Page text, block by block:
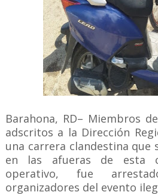
Barahona, RD– Miembros
adscritos a la Dirección
una carrera clandestina que
en las afueras de esta
operativo, fue
organizadores del evento